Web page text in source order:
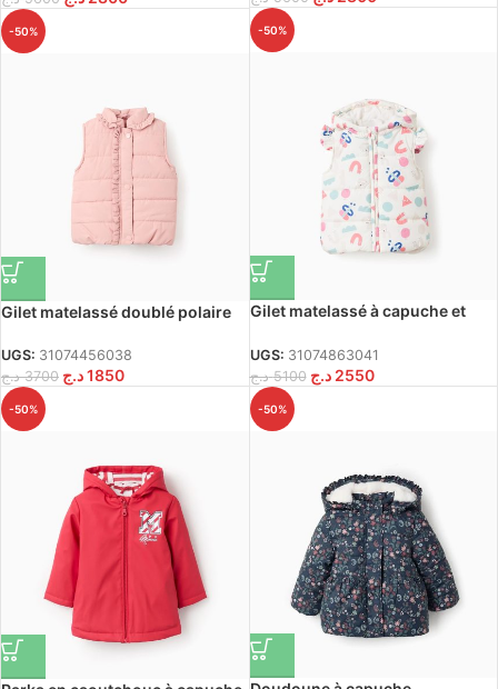
-50%
Gilet matelassé à capuche et
« Formes », beige
UGS: 31074863041
5100 د.ج 2550 د.ج
-50%
Gilet matelassé doublé polaire
UGS: 31074456038
3700 د.ج 1850د.ج
-50%
-50%